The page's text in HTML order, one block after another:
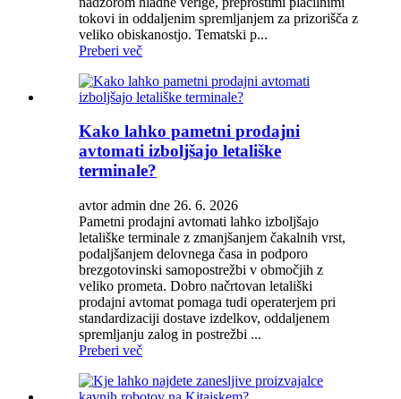
tokovi in ​​oddaljenim spremljanjem za prizorišča z
veliko obiskanostjo. Tematski p...
Preberi več
Kako lahko pametni prodajni
avtomati izboljšajo letališke
terminale?
avtor admin dne 26. 6. 2026
Pametni prodajni avtomati lahko izboljšajo
letališke terminale z zmanjšanjem čakalnih vrst,
podaljšanjem delovnega časa in podporo
brezgotovinski samopostrežbi v območjih z
veliko prometa. Dobro načrtovan letališki
prodajni avtomat pomaga tudi operaterjem pri
standardizaciji dostave izdelkov, oddaljenem
spremljanju zalog in postrežbi ...
Preberi več